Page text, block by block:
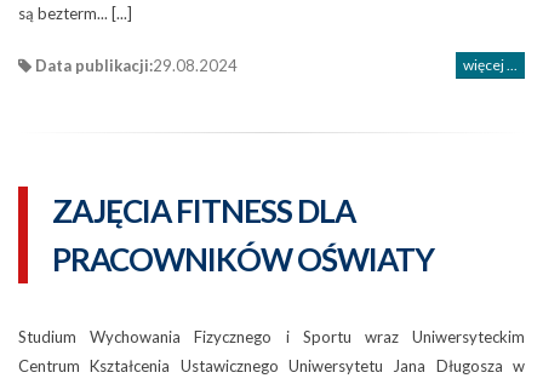
są bezterm... [...]
Data publikacji:29.08.2024 więcej ...
ZAJĘCIA FITNESS DLA
PRACOWNIKÓW OŚWIATY
Studium Wychowania Fizycznego i Sportu wraz Uniwersyteckim
Centrum Kształcenia Ustawicznego Uniwersytetu Jana Długosza w